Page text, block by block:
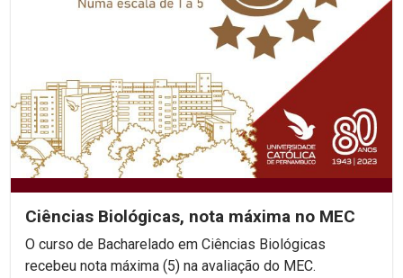
Ciências Biológicas, nota máxima no MEC
O curso de Bacharelado em Ciências Biológicas
recebeu nota máxima (5) na avaliação do MEC.